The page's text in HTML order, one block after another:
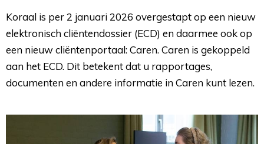
Koraal is per 2 januari 2026 overgestapt op een nieuw
elektronisch cliëntendossier (ECD) en daarmee ook op
een nieuw cliëntenportaal: Caren. Caren is gekoppeld
aan het ECD. Dit betekent dat u rapportages,
documenten en andere informatie in Caren kunt lezen.